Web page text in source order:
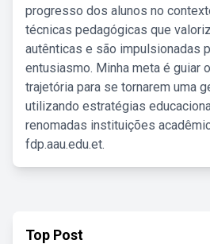
progresso dos alunos no
técnicas pedagógicas que
autênticas e são impulsionadas
entusiasmo. Minha meta é guiar
trajetória para se tornarem uma
utilizando estratégias
renomadas instituições
fdp.aau.edu.et.
Top Post